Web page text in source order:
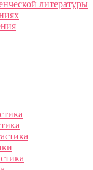
литературы